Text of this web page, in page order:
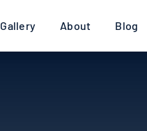
Gallery About Blog